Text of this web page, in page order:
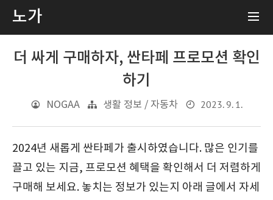
노가
더 싸게 구매하자, 싼타페 프로모션 확인
하기
NOGAA 생활 정보 / 자동차 2023. 9. 1.
2024년 새롭게 싼타페가 출시하였습니다. 많은 인기를
끌고 있는 지금, 프로모션 혜택을 확인해서 더 저렴하게
구매해 보세요. 놓치는 정보가 있는지 아래 글에서 자세